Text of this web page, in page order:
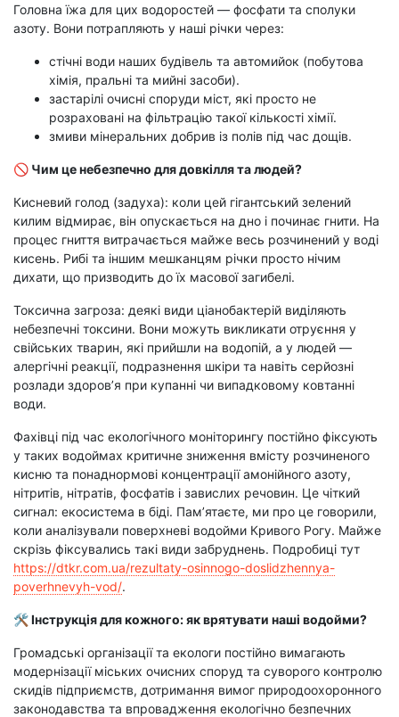
Головна їжа для цих водоростей — фосфати та сполуки
азоту. Вони потрапляють у наші річки через:
стічні води наших будівель та автомийок (побутова
хімія, пральні та мийні засоби).
застарілі очисні споруди міст, які просто не
розраховані на фільтрацію такої кількості хімії.
змиви мінеральних добрив із полів під час дощів.
🚫 Чим це небезпечно для довкілля та людей?
Кисневий голод (задуха): коли цей гігантський зелений
килим відмирає, він опускається на дно і починає гнити. На
процес гниття витрачається майже весь розчинений у воді
кисень. Рибі та іншим мешканцям річки просто нічим
дихати, що призводить до їх масової загибелі.
Токсична загроза: деякі види ціанобактерій виділяють
небезпечні токсини. Вони можуть викликати отруєння у
свійських тварин, які прийшли на водопій, а у людей —
алергічні реакції, подразнення шкіри та навіть серйозні
розлади здоров’я при купанні чи випадковому ковтанні
води.
Фахівці під час екологічного моніторингу постійно фіксують
у таких водоймах критичне зниження вмісту розчиненого
кисню та понаднормові концентрації амонійного азоту,
нітритів, нітратів, фосфатів і завислих речовин. Це чіткий
сигнал: екосистема в біді. Пам’ятаєте, ми про це говорили,
коли аналізували поверхневі водойми Кривого Рогу. Майже
скрізь фіксувались такі види забруднень. Подробиці тут
https://dtkr.com.ua/rezultaty-osinnogo-doslidzhennya-
poverhnevyh-vod/.
🛠 Інструкція для кожного: як врятувати наші водойми?
Громадські організації та екологи постійно вимагають
модернізації міських очисних споруд та суворого контролю
скидів підприємств, дотримання вимог природоохоронного
законодавства та впровадження екологічно безпечних